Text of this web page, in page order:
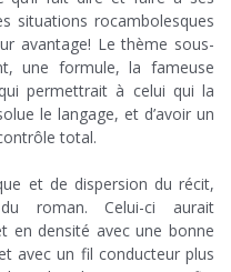
situations rocambolesques
avantage! Le thème sous-
une formule, la fameuse
permettrait à celui qui la
le langage, et d’avoir un
total.
et de dispersion du récit,
roman. Celui-ci aurait
en densité avec une bonne
avec un fil conducteur plus